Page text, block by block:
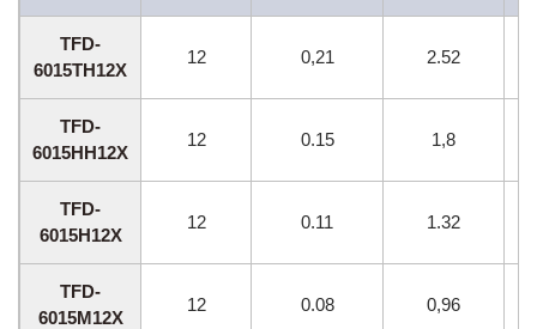
TFD-
6015TH12X
12 0,21 2.52
TFD-
6015HH12X
12 0.15 1,8
TFD-
6015H12X
12 0.11 1.32
TFD-
6015M12X
12 0.08 0,96